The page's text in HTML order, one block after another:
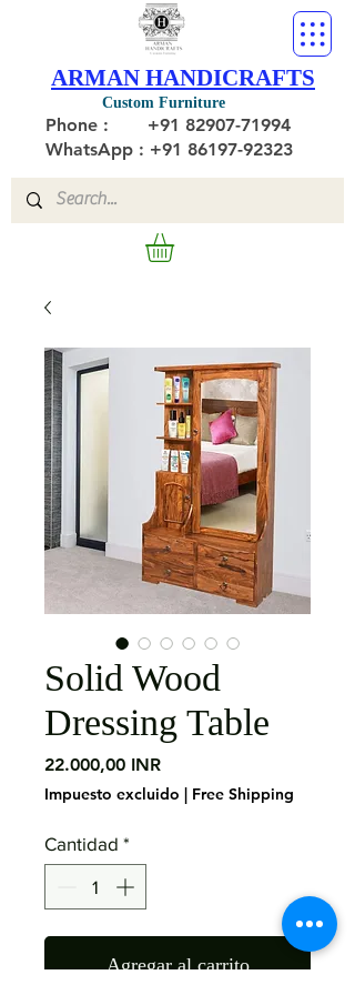
Custom Furniture
ARMAN HANDICRAFTS
Phone : +91 82907-71994
WhatsApp : +91 86197-92323
Solid Wood
Dressing Table
22.000,00 INRPrecio
Impuesto excluido | Free Shipping
Cantidad *
Agregar al carrito